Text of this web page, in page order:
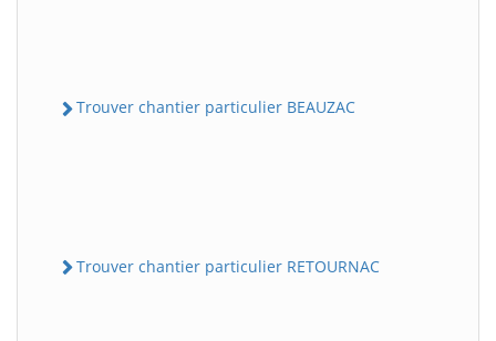
Trouver chantier particulier BEAUZAC
Trouver chantier particulier RETOURNAC